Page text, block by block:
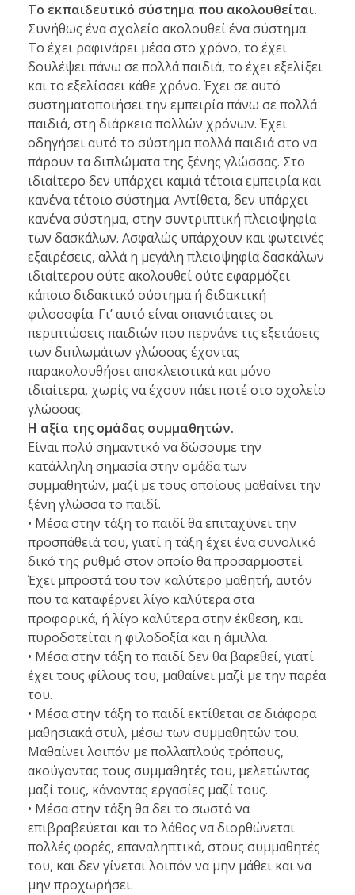
Το εκπαιδευτικό σύστημα που ακολουθείται.
Συνήθως ένα σχολείο ακολουθεί ένα σύστημα.
Το έχει ραφινάρει μέσα στο χρόνο, το έχει
δουλέψει πάνω σε πολλά παιδιά, το έχει εξελίξει
και το εξελίσσει κάθε χρόνο. Έχει σε αυτό
συστηματοποιήσει την εμπειρία πάνω σε πολλά
παιδιά, στη διάρκεια πολλών χρόνων. Έχει
οδηγήσει αυτό το σύστημα πολλά παιδιά στο να
πάρουν τα διπλώματα της ξένης γλώσσας. Στο
ιδιαίτερο δεν υπάρχει καμιά τέτοια εμπειρία και
κανένα τέτοιο σύστημα. Αντίθετα, δεν υπάρχει
κανένα σύστημα, στην συντριπτική πλειοψηφία
των δασκάλων. Ασφαλώς υπάρχουν και φωτεινές
εξαιρέσεις, αλλά η μεγάλη πλειοψηφία δασκάλων
ιδιαίτερου ούτε ακολουθεί ούτε εφαρμόζει
κάποιο διδακτικό σύστημα ή διδακτική
φιλοσοφία. Γι’ αυτό είναι σπανιότατες οι
περιπτώσεις παιδιών που περνάνε τις εξετάσεις
των διπλωμάτων γλώσσας έχοντας
παρακολουθήσει αποκλειστικά και μόνο
ιδιαίτερα, χωρίς να έχουν πάει ποτέ στο σχολείο
γλώσσας.
Η αξία της ομάδας συμμαθητών.
Είναι πολύ σημαντικό να δώσουμε την
κατάλληλη σημασία στην ομάδα των
συμμαθητών, μαζί με τους οποίους μαθαίνει την
ξένη γλώσσα το παιδί.
• Μέσα στην τάξη το παιδί θα επιταχύνει την
προσπάθειά του, γιατί η τάξη έχει ένα συνολικό
δικό της ρυθμό στον οποίο θα προσαρμοστεί.
Έχει μπροστά του τον καλύτερο μαθητή, αυτόν
που τα καταφέρνει λίγο καλύτερα στα
προφορικά, ή λίγο καλύτερα στην έκθεση, και
πυροδοτείται η φιλοδοξία και η άμιλλα.
• Μέσα στην τάξη το παιδί δεν θα βαρεθεί, γιατί
έχει τους φίλους του, μαθαίνει μαζί με την παρέα
του.
• Μέσα στην τάξη το παιδί εκτίθεται σε διάφορα
μαθησιακά στυλ, μέσω των συμμαθητών του.
Μαθαίνει λοιπόν με πολλαπλούς τρόπους,
ακούγοντας τους συμμαθητές του, μελετώντας
μαζί τους, κάνοντας εργασίες μαζί τους.
• Μέσα στην τάξη θα δει το σωστό να
επιβραβεύεται και το λάθος να διορθώνεται
πολλές φορές, επαναληπτικά, στους συμμαθητές
του, και δεν γίνεται λοιπόν να μην μάθει και να
μην προχωρήσει.